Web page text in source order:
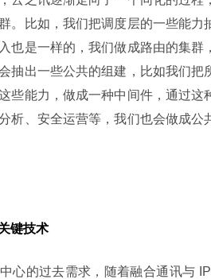
。比如，我们把调度层的一些能
也是一样的，我们做成路由的集
抽出一些公共的组建，比如我们
些能力，做成一种中间件，通过这
析、安全运营等，我们也会做成
键技术
心的过去需求，随着融合通讯与